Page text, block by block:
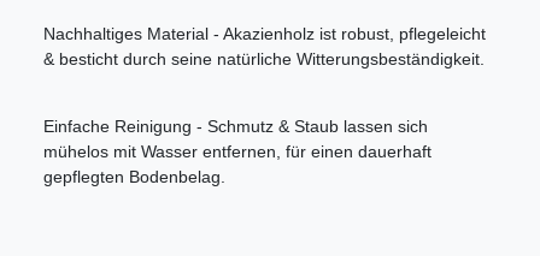
Nachhaltiges Material - Akazienholz ist robust, pflegeleicht
& besticht durch seine natürliche Witterungsbeständigkeit.
Einfache Reinigung - Schmutz & Staub lassen sich
mühelos mit Wasser entfernen, für einen dauerhaft
gepflegten Bodenbelag.